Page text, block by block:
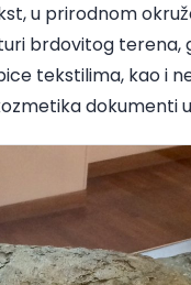
u prirodnom
brdovitog
tekstilima, kao i
dokumenti